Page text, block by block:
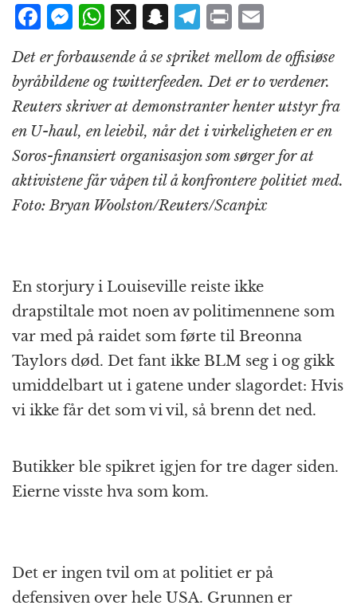
F
c
e
b
o
o
k
M
e
ss
e
n
g
e
r
W
at
s
A
p
p
X S
a
p
c
h
at
T
e
g
r
a
m
P
ri
n
t
m
ai
l
Det er forbausende å se spriket mellom de offisiøse
byråbildene og twitterfeeden. Det er to verdener.
Reuters skriver at demonstranter henter utstyr fra
en U-haul, en leiebil, når det i virkeligheten er en
Soros-finansiert organisasjon som sørger for at
aktivistene får våpen til å konfrontere politiet med.
Foto: Bryan Woolston/Reuters/Scanpix
En storjury i Louiseville reiste ikke
drapstiltale mot noen av politimennene som
var med på raidet som førte til Breonna
Taylors død. Det fant ikke BLM seg i og gikk
umiddelbart ut i gatene under slagordet: Hvis
vi ikke får det som vi vil, så brenn det ned.
Butikker ble spikret igjen for tre dager siden.
Eierne visste hva som kom.
Det er ingen tvil om at politiet er på
defensiven over hele USA. Grunnen er